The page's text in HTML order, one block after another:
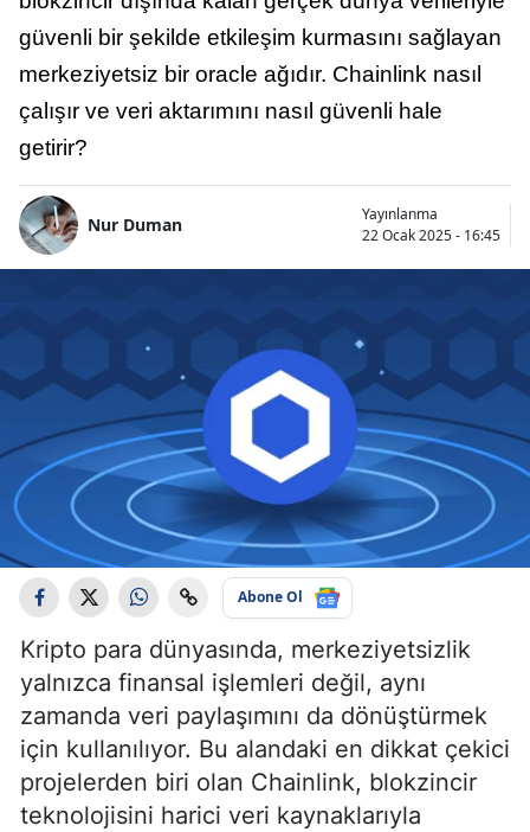
güvenli bir şekilde etkileşim kurmasını sağlayan
merkeziyetsiz bir oracle ağıdır. Chainlink nasıl
çalışır ve veri aktarımını nasıl güvenli hale
getirir?
Nur Duman
Yayınlanma
22 Ocak 2025 - 16:45
Abone Ol
Kripto para dünyasında, merkeziyetsizlik
yalnızca finansal işlemleri değil, aynı
zamanda veri paylaşımını da dönüştürmek
için kullanılıyor. Bu alandaki en dikkat çekici
projelerden biri olan Chainlink, blokzincir
teknolojisini harici veri kaynaklarıyla